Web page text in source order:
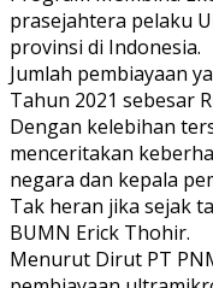
prasejahtera pelaku
provinsi di Indonesia.
Jumlah pembiayaan
Tahun 2021 sebesar
Dengan kelebihan
menceritakan
negara dan kepala
Tak heran jika sejak
BUMN Erick Thohir.
Menurut Dirut PT